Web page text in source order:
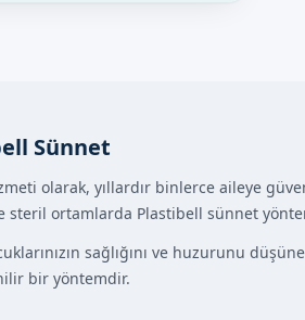
Sünnet
olarak, yıllardır binlerce aileye
steril ortamlarda Plastibell sünnet
sağlığını ve huzurunu
bir yöntemdir.